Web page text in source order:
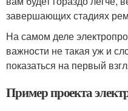
завершающих стадиях
На самом деле
важности не такая уж и
показаться на первый
Пример проекта